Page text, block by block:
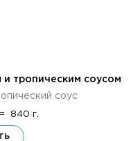
и тропическим соусом
соус
= 840 г.